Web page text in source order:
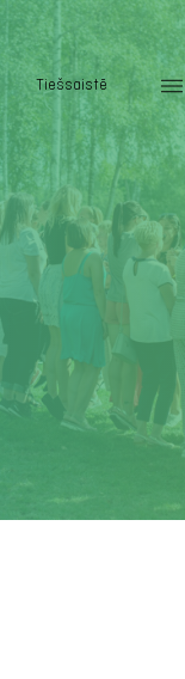
Tiešsaistē